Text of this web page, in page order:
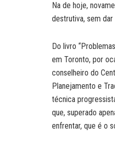
Na de hoje,
destrutiva, sem
Do livro
em Toronto, por
conselheiro do
Planejamento e
técnica
que, superado
enfrentar, que é o